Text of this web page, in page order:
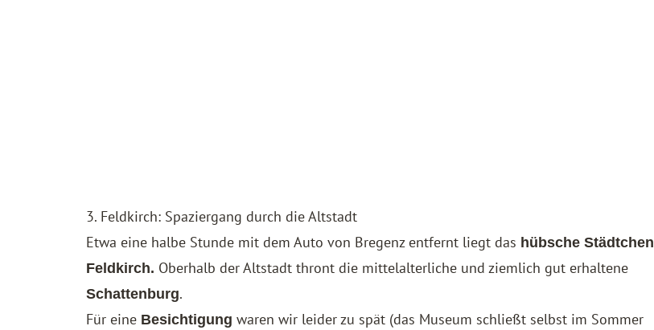
3. Feldkirch: Spaziergang durch die Altstadt
Etwa eine halbe Stunde mit dem Auto von Bregenz entfernt liegt das hübsche Städtchen
Feldkirch. Oberhalb der Altstadt thront die mittelalterliche und ziemlich gut erhaltene
Schattenburg.
Für eine Besichtigung waren wir leider zu spät (das Museum schließt selbst im Sommer